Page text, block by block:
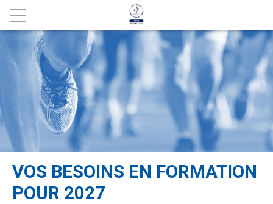
VOS BESOINS EN FORMATION
POUR 2027